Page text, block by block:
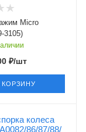
Micro
3105)
₽/шт
КОРЗИНУ